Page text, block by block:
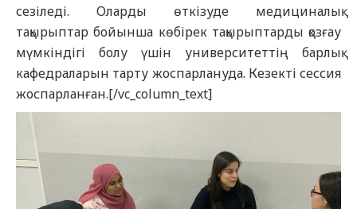
сезіледі. Оларды өткізуде медициналық
тақырыптар бойынша көбірек тақырыптарды қозғау
мүмкіндігі болу үшін университеттің барлық
кафедраларын тарту жоспарлануда. Кезекті сессия
жоспарланған.[/vc_column_text]